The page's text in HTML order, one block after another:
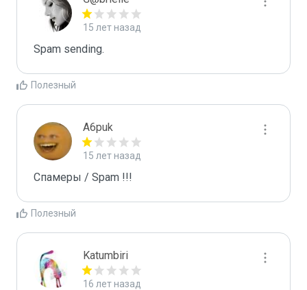
15 лет назад
Spam sending.
Полезный
A6puk
15 лет назад
Спамеры / Spam !!!
Полезный
Katumbiri
16 лет назад